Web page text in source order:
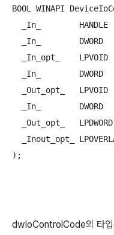
BOOL WINAPI
_In_        HANDLE
_In_        DWORD
_In_opt_    LPVOID
_In_        DWORD
_Out_opt_   LPVOID
_In_        DWORD
_Out_opt_
_Inout_opt_
);
dwIoControlCode의 타